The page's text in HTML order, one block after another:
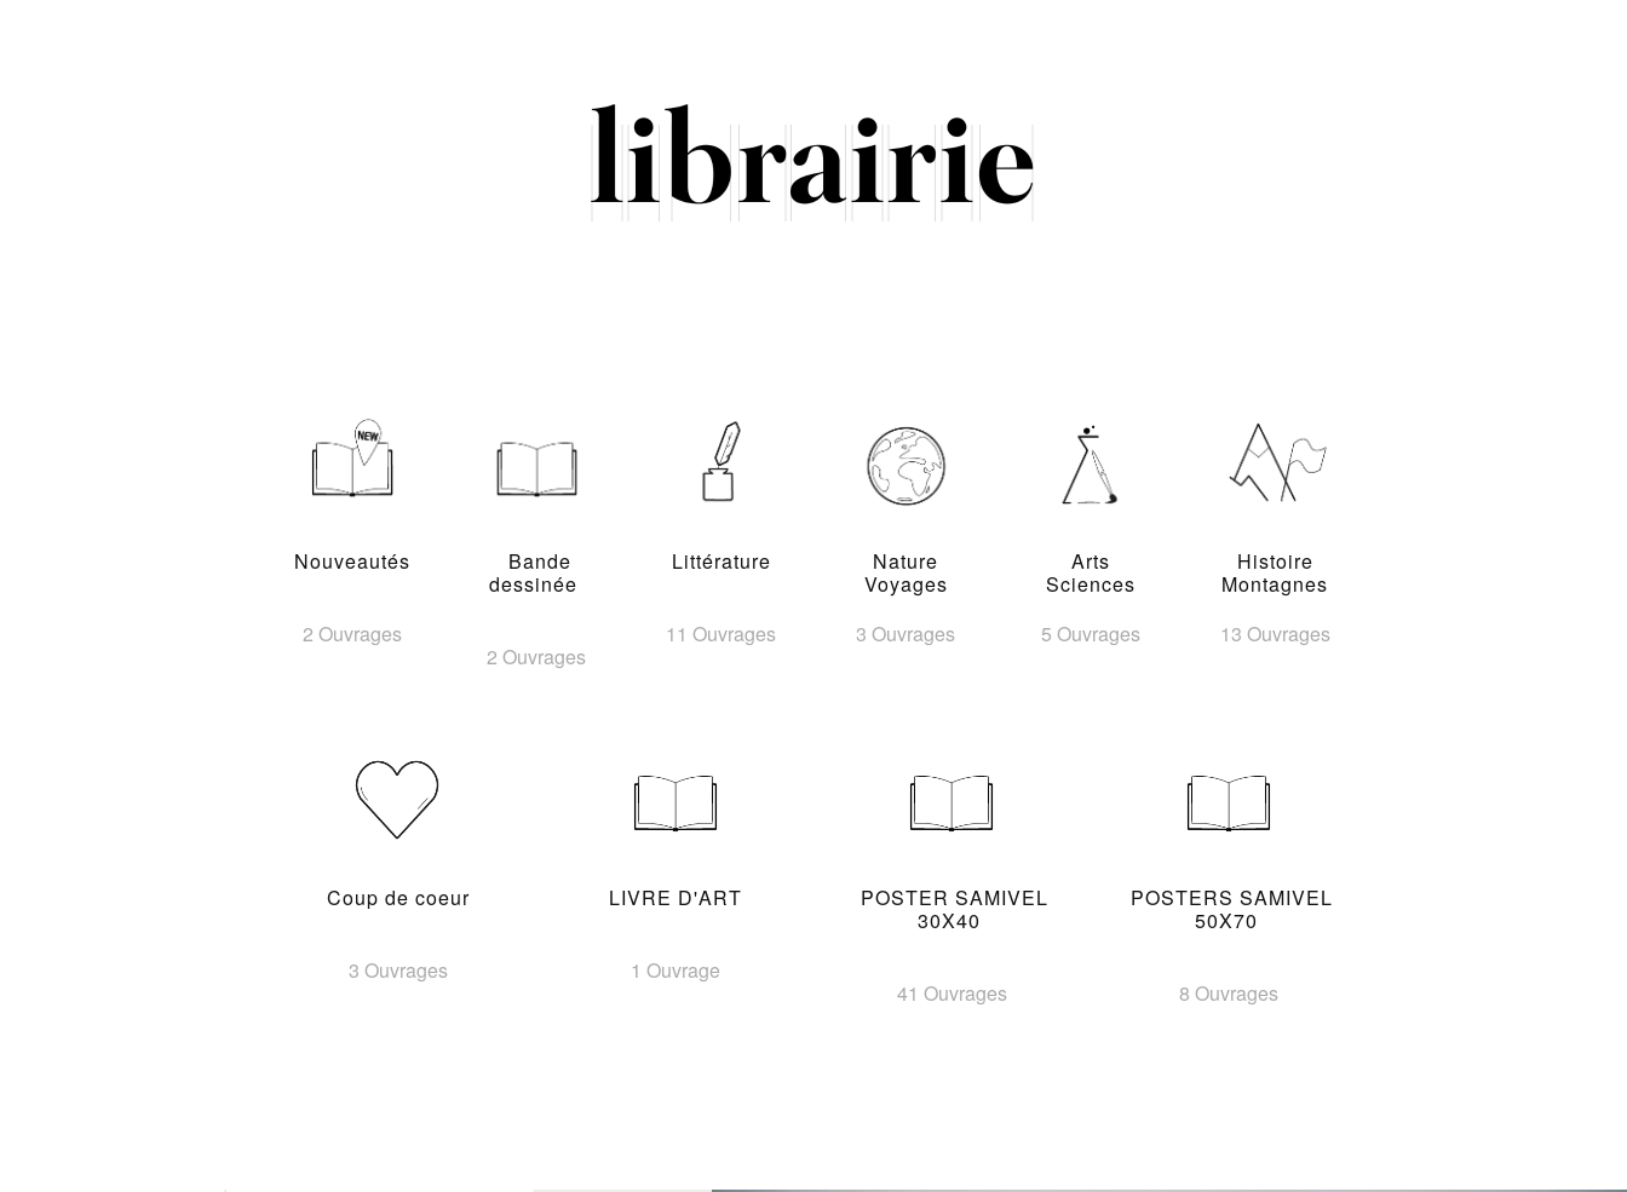
Nouveautés
2 Ouvrages
Bande
dessinée
2 Ouvrages
Littérature
11 Ouvrages
Nature
Voyages
3 Ouvrages
Arts
Sciences
5 Ouvrages
Histoire
Montagnes
13 Ouvrages
Coup de coeur
3 Ouvrages
LIVRE D'ART
1 Ouvrage
POSTER SAMIVEL
30X40
41 Ouvrages
POSTERS SAMIVEL
50X70
8 Ouvrages